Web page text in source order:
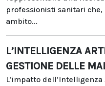
professionisti sanitari
ambito...
L’INTELLIGENZA
GESTIONE DELLE
L’impatto